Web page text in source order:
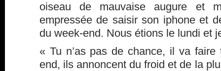
oiseau de mauvaise augure et
empressée de saisir son iphone et
du week-end. Nous étions le lundi et
« Tu n’as pas de chance, il va
end, ils annoncent du froid et de la